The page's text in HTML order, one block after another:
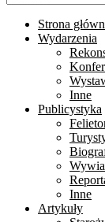
Strona
Wydarzenia
Inne
Publicystyka
Inne
Artykuły